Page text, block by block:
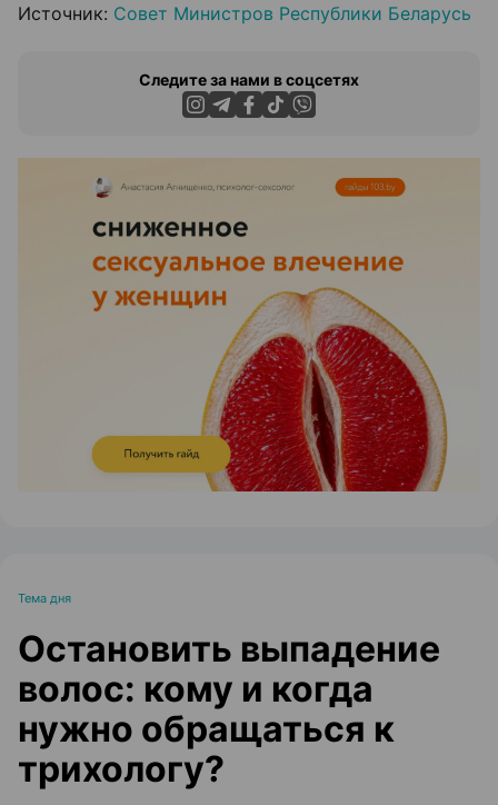
Источник: Совет Министров Республики Беларусь
Следите за нами в соцсетях
ЭФФЕКТИВНАЯ РЕКЛАМА НА САЙТЕ
Тема дня
Остановить выпадение
волос: кому и когда
нужно обращаться к
трихологу?